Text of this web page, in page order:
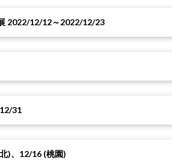
2022/12/12～2022/12/23
31
)、12/16 (桃園)